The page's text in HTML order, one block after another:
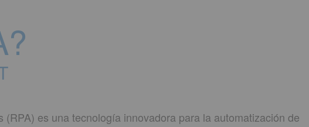
es una tecnología innovadora para la automatización de